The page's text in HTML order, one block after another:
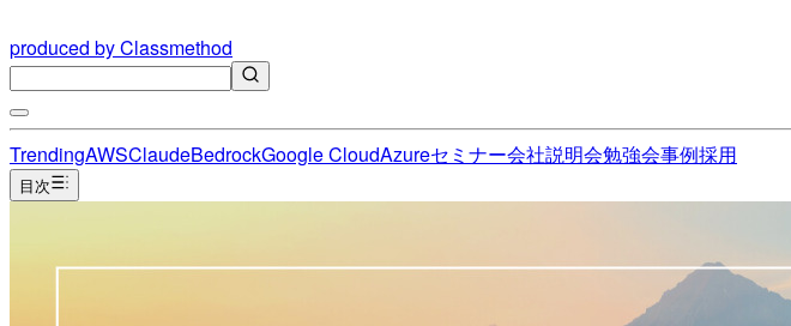
produced by Classmethod
TrendingAWSClaudeBedrockGoogle CloudAzureセミナー会社説明会勉強会事例採用
目次